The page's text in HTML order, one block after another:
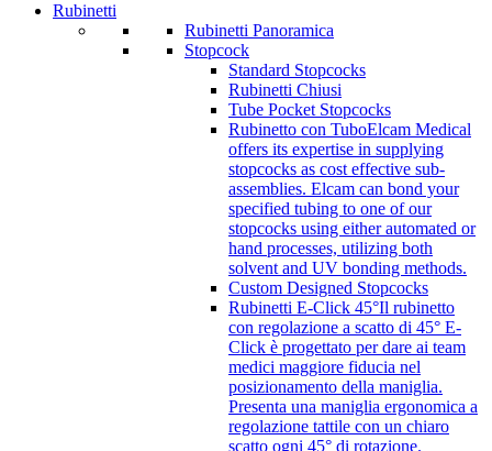
Rubinetti
Rubinetti Panoramica
Stopcock
Standard Stopcocks
Rubinetti Chiusi
Tube Pocket Stopcocks
Rubinetto con TuboElcam Medical
offers its expertise in supplying
stopcocks as cost effective sub-
assemblies. Elcam can bond your
specified tubing to one of our
stopcocks using either automated or
hand processes, utilizing both
solvent and UV bonding methods.
Custom Designed Stopcocks
Rubinetti E-Click 45°Il rubinetto
con regolazione a scatto di 45° E-
Click è progettato per dare ai team
medici maggiore fiducia nel
posizionamento della maniglia.
Presenta una maniglia ergonomica a
regolazione tattile con un chiaro
scatto ogni 45° di rotazione.